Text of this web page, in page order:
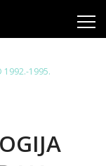
1992.-1995.